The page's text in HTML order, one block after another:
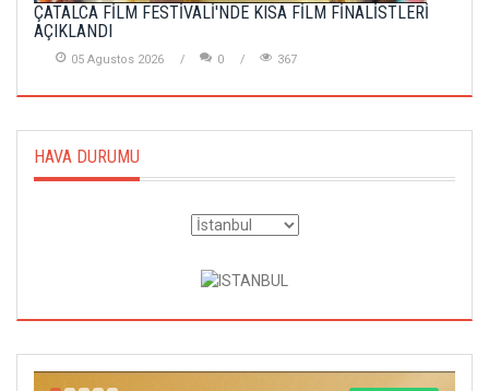
ÇATALCA FİLM FESTİVALİ'NDE KISA FİLM FİNALİSTLERİ
AÇIKLANDI
05 Agustos 2026 0 367
HAVA DURUMU